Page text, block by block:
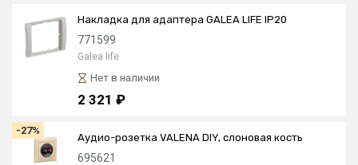
Накладка для адаптера GALEA LIFE IP20
771599
Galea life
Нет в наличии
2 321 ₽
-27%
Аудио-розетка VALENA DIY, слоновая кость
695621